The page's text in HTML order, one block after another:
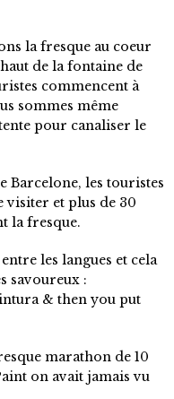
la fresque au coeur
de la fontaine de
commencent à
sommes même
pour canaliser le
Barcelone, les touristes
visiter et plus de 30
la fresque.
les langues et cela
savoureux :
& then you put
marathon de 10
on avait jamais vu